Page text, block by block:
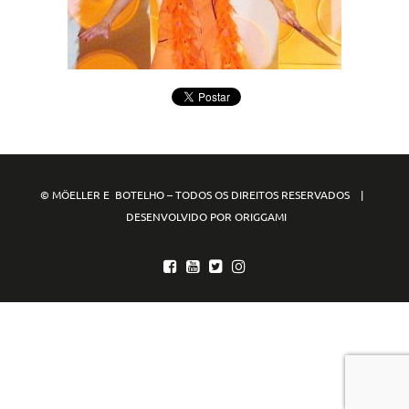
© MÖELLER E BOTELHO – TODOS OS DIREITOS RESERVADOS |
DESENVOLVIDO POR ORIGGAMI